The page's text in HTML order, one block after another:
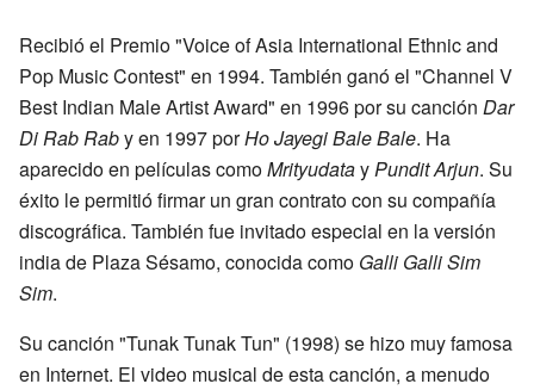
Recibió el Premio "Voice of Asia International Ethnic and
Pop Music Contest" en 1994. También ganó el "Channel V
Best Indian Male Artist Award" en 1996 por su canción Dar
Di Rab Raby en 1997 porHo Jayegi Bale Bale. Ha
aparecido en películas comoMrityudatayPundit Arjun. Su
éxito le permitió firmar un gran contrato con su compañía
discográfica. También fue invitado especial en la versión
india de Plaza Sésamo, conocida como Galli Galli Sim
Sim.
Su canción "Tunak Tunak Tun" (1998) se hizo muy famosa
en Internet. El video musical de esta canción, a menudo